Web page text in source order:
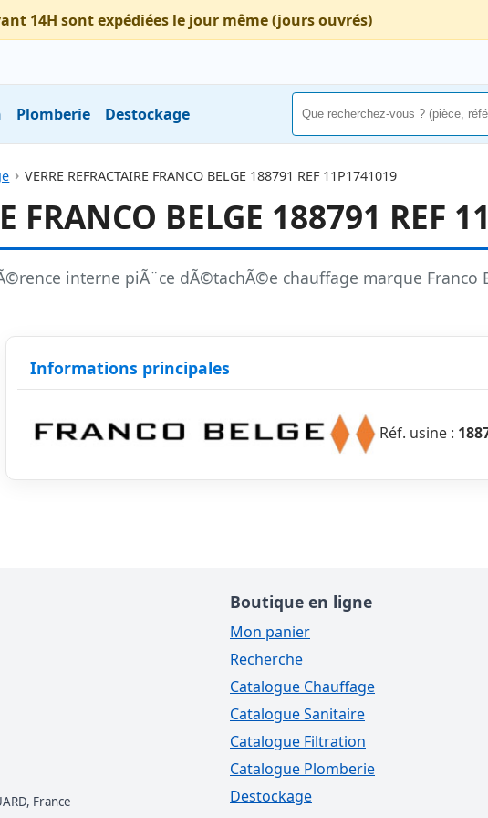
14H sont expédiées le jour même (jours ouvrés)
Plomberie Destockage
VERRE REFRACTAIRE FRANCO BELGE 188791 REF 11P1741019
FRANCO BELGE 188791 REF
interne piÃ¨ce dÃ©tachÃ©e chauffage marque
Informations principales
Réf. usine :
France
Boutique en ligne
Mon panier
Recherche
Catalogue Chauffage
Catalogue Sanitaire
Catalogue Filtration
Catalogue Plomberie
Destockage